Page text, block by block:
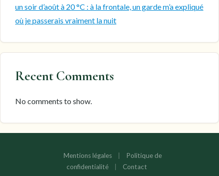
un soir d’août à 20 °C : à la frontale, un garde m’a expliqué
où je passerais vraiment la nuit
Recent Comments
No comments to show.
Mentions légales |
Politique de
confidentialité
| Contact